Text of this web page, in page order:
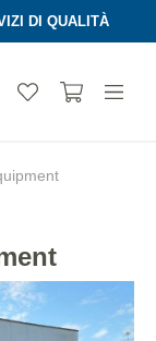
DI QUALITÀ